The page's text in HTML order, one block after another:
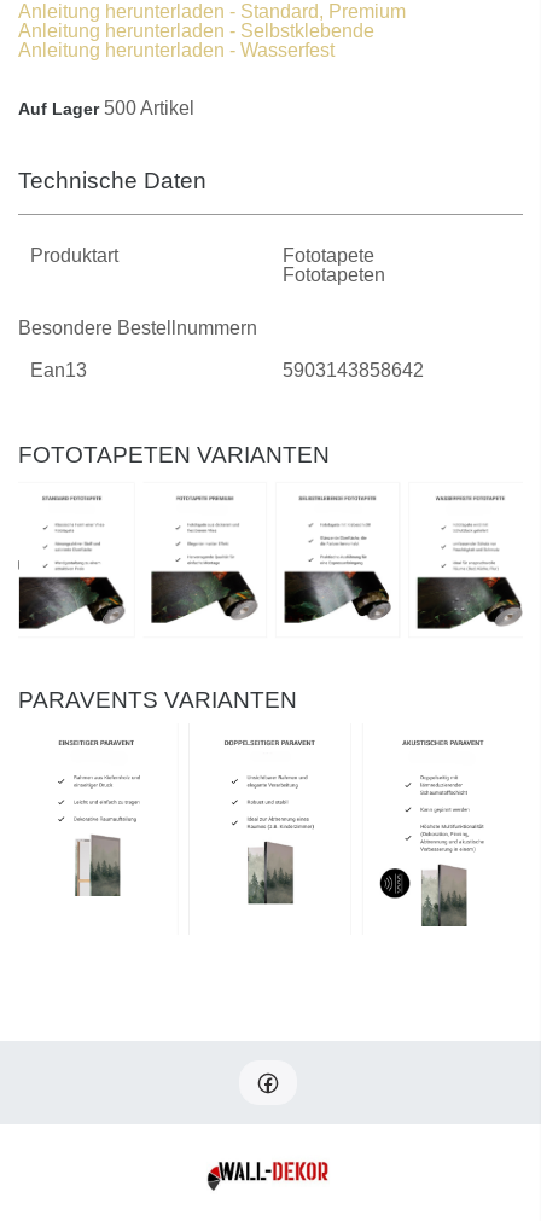
Anleitung herunterladen - Standard, Premium
Anleitung herunterladen - Selbstklebende
Anleitung herunterladen - Wasserfest
Auf Lager 500 Artikel
Technische Daten
Produktart
Fototapete
Fototapeten
Besondere Bestellnummern
Ean13 5903143858642
FOTOTAPETEN VARIANTEN
PARAVENTS VARIANTEN